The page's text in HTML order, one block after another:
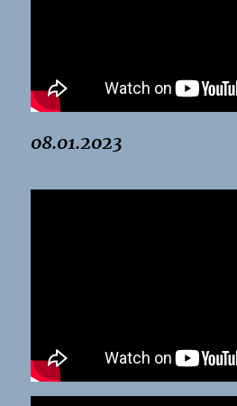
08.01.2023